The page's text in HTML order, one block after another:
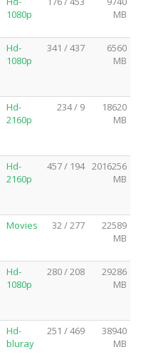
1080p
MB
Hd-
1080p
341 / 437
6560
MB
Hd-
2160p
234 / 9
18620
MB
Hd-
2160p
457 / 194 2016256
MB
Movies 32 / 277
22589
MB
Hd-
1080p
280 / 208
29286
MB
Hd-
bluray
251 / 469
38940
MB